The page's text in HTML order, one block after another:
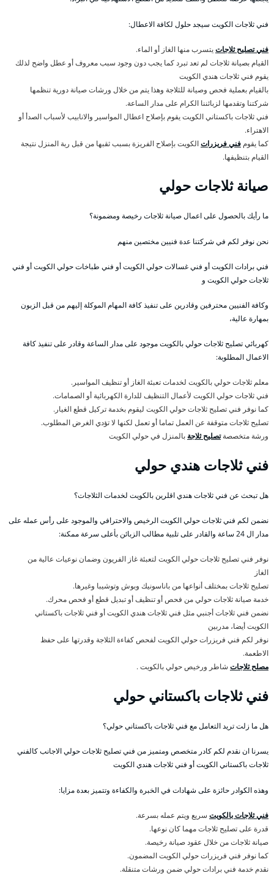
فني ثلاجات الكويت سيجد حلول لكافة الاعطال:
فني تصليح ثلاجاتيتسرب منها الغاز أو الماء.
القيام بصيانة ثلاجات لم تعد تبرد كما يجب دون وجود سبب معروف أو عطل واضح لذلك
يقوم فني ثلاجات هندي الكويت
بالقيام بعملية فحص وصيانة للثلاجة وهذا يتم من خلال ورشات صيانة دورية تنظمها
شركتنا وتقدمها لزبائننا الكرام على مدار الساعة.
فني ثلاجات باكستاني الكويت يقوم بإصلاح اعطال المواسير والانابيب لأسباب الصدأ أو
الاهتراء.
كما يقوم فني فريزراتالكويت بإصلاح الفريزة بسبب ثقبها من قبل ربة المنزل نتيجة
القيام بتنظيفها.
صيانة ثلاجات حولي
ما رأيك بالحصول على اعمال صيانة ثلاجات رخيصة ومضمونة؟
نحن نوفر لكم في شركتنا عدة فنيين مختصين منهم
فني برادات الكويت أو فني غسالات حولي الكويت أو فني طباخات حولي الكويت أو فني
ثلاجات حولي الكويت و
وكافة الفنيين محترفين وقادرين على تنفيذ كافة المهام الموكلة إليهم من قبل الزبون
بمهارة عالية،
كهربائي تصليح ثلاجات حولي بالكويت موجود على مدار الساعة وقادر على تنفيذ كافة
الاعمال المطلوبة:
معلم ثلاجات حولي بالكويت لخدمات تعبئة الغاز أو تنظيف المواسير.
فني ثلاجات حولي الكويت لأعمال التنظيف للدارة الكهربائية أو الصمامات.
كما نوفر فني تصليح ثلاجات حولي الكويت ليقوم بخدمة تركيل قطع الغيار.
تصليح ثلاجات متوقفة عن العمل تماما أو تعمل لكنها لا تؤدي الغرض المطلوب.
ورشة متخصصةتصليح ثلاجة بالمنزل في حولي الكويت
فني ثلاجات هندي حولي
هل تبحث عن فني ثلاجات هندي اقلرين بالكويت لخدمات الثلاجات؟
نضمن لكم فني ثلاجات حولي الكويت الرخيص والاحترافي والموجود على رأس عمله على
مدار ال 24 ساعة والقادر على تلبية مطالب الزبائن بأعلى سرعة ممكنة:
نوفر فني تصليح ثلاجات حولي الكويت لتعبئة غاز الفريون وضمان نوعيات عالية من
الغاز
تصليح ثلاجات بمختلف أنواعها من باناسونيك وبوش وتوشيبا وغيرها.
خدمة صيانة ثلاجات حولي من فحص أو تنظيف أو تبديل قطع أو فحص محرك.
نضمن فني ثلاجات أجنبي مثل فني ثلاجات هندي الكويت أو فني ثلاجات باكستاني
الكويت أيضا، مدربين
نوفر لكم فني فريزرات حولي الكويت لفحص كفاءة الثلاجة وقدرتها على حفظ
الاطعمة.
مصلح ثلاجات شاطر ورخيص حولي بالكويت .
فني ثلاجات باكستاني حولي
هل ما زلت تريد التعامل مع فني ثلاجات باكستاني حولي؟
يسرنا ان نقدم لكم كادر متخصص ومتميز من فني تصليح ثلاجات حولي الاجانب كالفني
ثلاجات باكستاني الكويت أو فني ثلاجات هندي الكويت
وهذه الكوادر حائزة على شهادات في الخبرة والكفاءة وتتميز بعدة مزايا:
فني ثلاجات بالكويت سريع ويتم عمله بسرعة.
قدرة على تصليح ثلاجات مهما كان نوعها.
صيانة ثلاجات من خلال عقود صيانة رخيصة.
كما نوفر فني فريزرات حولي الكويت المضمون.
نقدم خدمة فني برادات حولي ضمن ورشات متنقلة.